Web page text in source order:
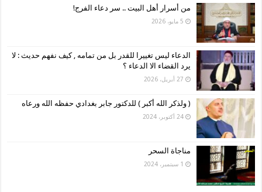
من أسرار أهل البيت .. سر دعاء الفرج!
5 مايو، 2026
الدعاء ليس تغييرا للقدر بل من تمامه , كيف نفهم حديث : لا
يرد القضاء الا الدعاء ؟
27 أبريل، 2026
( ولذكر الله أكبر ) للدكتور جابر بغدادي حفظه الله ورعاه
24 أكتوبر، 2024
مناجاة السحر
1 سبتمبر، 2024